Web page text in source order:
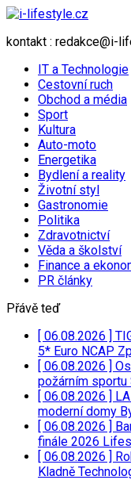
kontakt : redakce@i-
IT a Technologie
Cestovní ruch
Obchod a média
Sport
Kultura
Auto-moto
Energetika
Bydlení a reality
Životní styl
Gastronomie
Politika
Zdravotnictví
Věda a školství
Finance a
PR články
Přávě teď
[ 06.08.2026 ]
5* Euro NCAP
[ 06.08.2026 ]
požárním sportu
[ 06.08.2026 ]
moderní domy
[ 06.08.2026 ]
finále 2026
[ 06.08.2026 ]
Kladně